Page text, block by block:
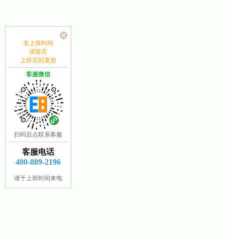
非上班时间
请留言
上班后回复您
客服微信
扫码后点联系客服
客服电话
400-889-2196
请于上班时间来电